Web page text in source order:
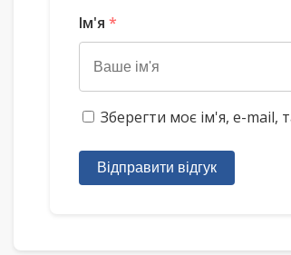
Ім'я *
Зберегти моє ім'я, e-mail,
Відправити відгук